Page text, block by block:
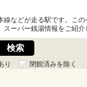
線などが走る駅です。こ
ーパー銭湯情報をご紹介
り
閉館済みを除く